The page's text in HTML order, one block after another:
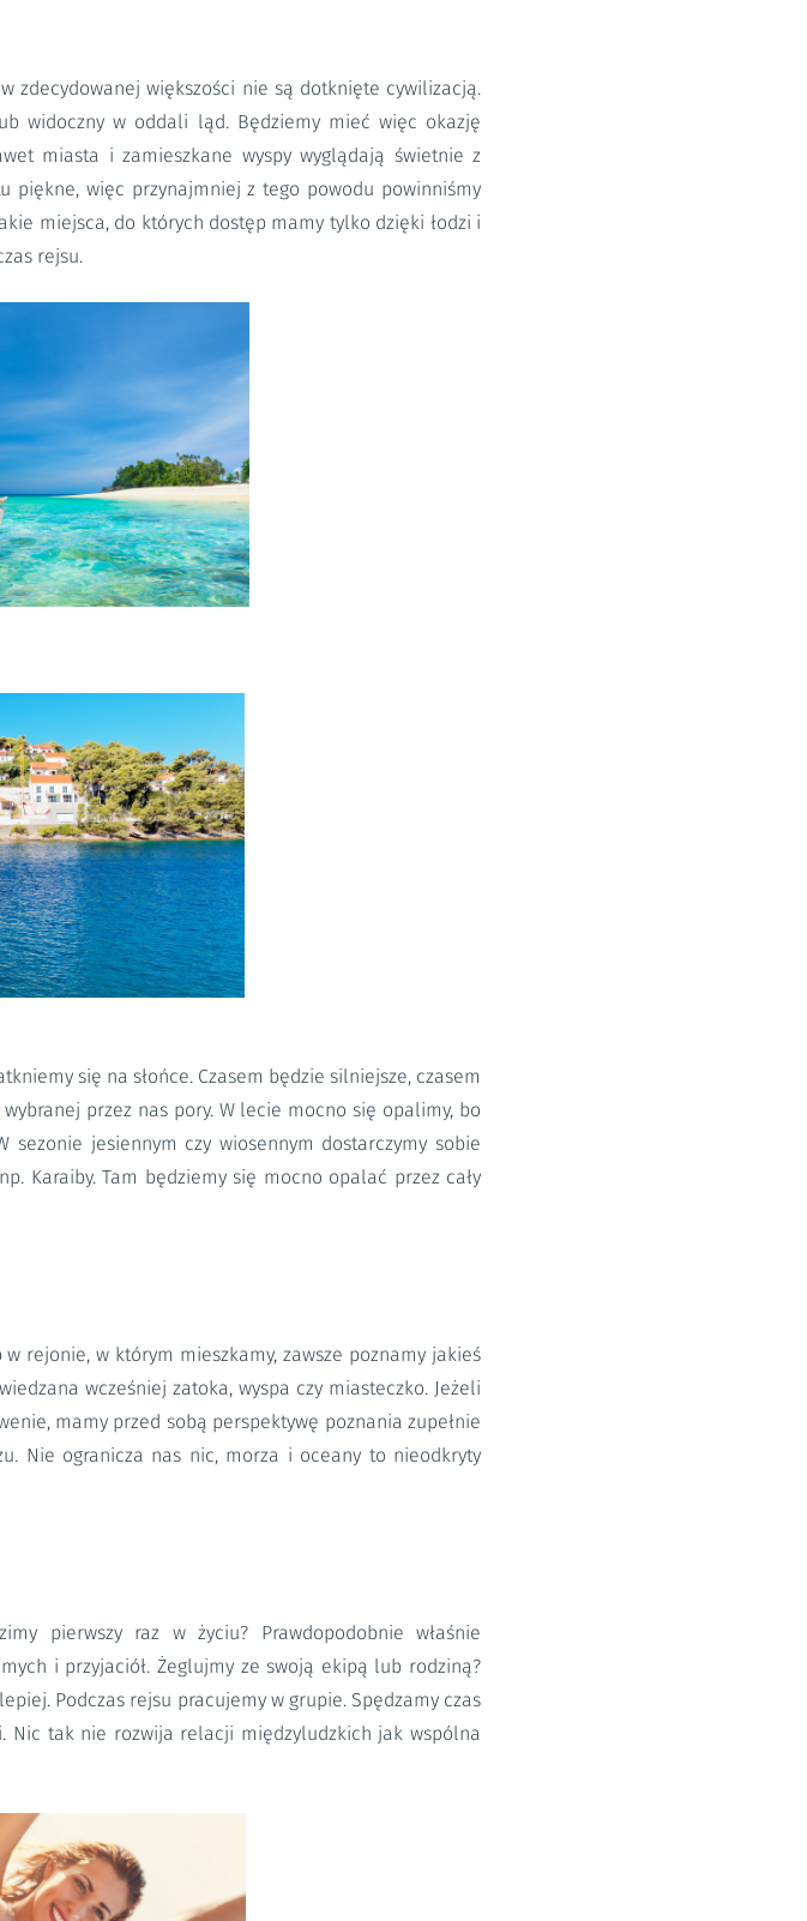
zdecydowanej większości nie są dotknięte cywilizacją.
widoczny w oddali ląd. Będziemy mieć więc okazję
miasta i zamieszkane wyspy wyglądają świetnie z
piękne, więc przynajmniej z tego powodu powinniśmy
miejsca, do których dostęp mamy tylko dzięki łodzi i
rejsu.
się na słońce. Czasem będzie silniejsze, czasem
przez nas pory. W lecie mocno się opalimy, bo
sezonie jesiennym czy wiosennym dostarczymy sobie
Karaiby. Tam będziemy się mocno opalać przez cały
rejonie, w którym mieszkamy, zawsze poznamy jakieś
wcześniej zatoka, wyspa czy miasteczko. Jeżeli
mamy przed sobą perspektywę poznania zupełnie
Nie ogranicza nas nic, morza i oceany to nieodkryty
pierwszy raz w życiu? Prawdopodobnie właśnie
i przyjaciół. Żeglujmy ze swoją ekipą lub rodziną?
Podczas rejsu pracujemy w grupie. Spędzamy czas
Nic tak nie rozwija relacji międzyludzkich jak wspólna